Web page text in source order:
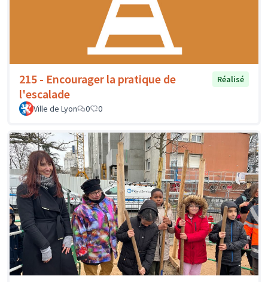
215 - Encourager la pratique de
l'escalade
Réalisé
Ville de Lyon 0 0